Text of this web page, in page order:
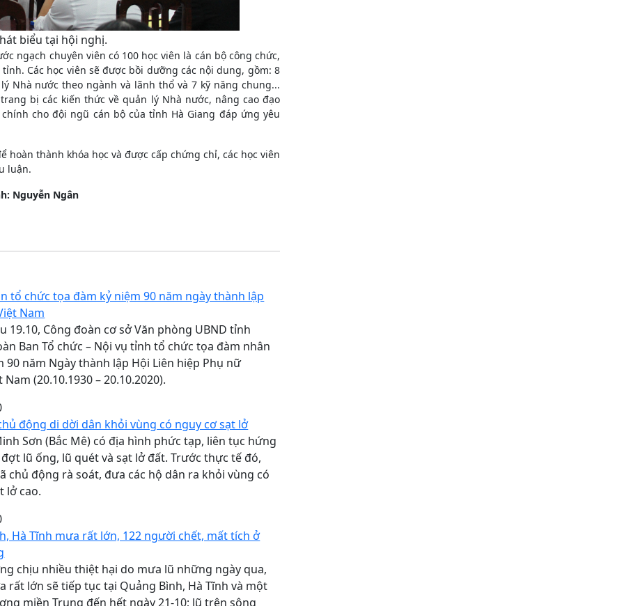
biểu tại hội nghị.
ngạch chuyên viên có 100 học viên là cán bộ công chức,
Các học viên sẽ được bồi dưỡng các nội dung, gồm: 8
Nhà nước theo ngành và lãnh thổ và 7 kỹ năng chung...
bị các kiến thức về quản lý Nhà nước, nâng cao đạo
cho đội ngũ cán bộ của tỉnh Hà Giang đáp ứng yêu
thành khóa học và được cấp chứng chỉ, các học viên
luận.
Nguyễn Ngân
tổ chức tọa đàm kỷ niệm 90 năm ngày thành lập
Nam
19.10, Công đoàn cơ sở Văn phòng UBND tỉnh
Ban Tổ chức – Nội vụ tỉnh tổ chức tọa đàm nhân
90 năm Ngày thành lập Hội Liên hiệp Phụ nữ
Nam (20.10.1930 – 20.10.2020).
động di dời dân khỏi vùng có nguy cơ sạt lở
Sơn (Bắc Mê) có địa hình phức tạp, liên tục hứng
lũ ống, lũ quét và sạt lở đất. Trước thực tế đó,
chủ động rà soát, đưa các hộ dân ra khỏi vùng có
lở cao.
Hà Tĩnh mưa rất lớn, 122 người chết, mất tích ở
chịu nhiều thiệt hại do mưa lũ những ngày qua,
rất lớn sẽ tiếp tục tại Quảng Bình, Hà Tĩnh và một
miền Trung đến hết ngày 21-10; lũ trên sông